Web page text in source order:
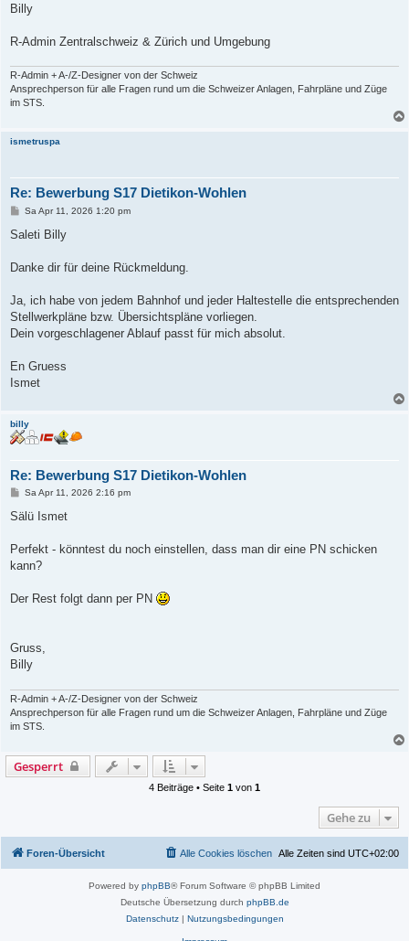
Billy
R-Admin Zentralschweiz & Zürich und Umgebung
R-Admin + A-/Z-Designer von der Schweiz
Ansprechperson für alle Fragen rund um die Schweizer Anlagen, Fahrpläne und Züge
im STS.
ismetruspa
Re: Bewerbung S17 Dietikon-Wohlen
B
i
a
Sa Apr 11, 2026 1:20 pm
Saleti Billy
Danke dir für deine Rückmeldung.
Ja, ich habe von jedem Bahnhof und jeder Haltestelle die entsprechenden
Stellwerkpläne bzw. Übersichtspläne vorliegen.
Dein vorgeschlagener Ablauf passt für mich absolut.
En Gruess
Ismet
billy
Re: Bewerbung S17 Dietikon-Wohlen
B
i
a
Sa Apr 11, 2026 2:16 pm
Sälü Ismet
Perfekt - könntest du noch einstellen, dass man dir eine PN schicken
kann?
Der Rest folgt dann per PN
Gruss,
Billy
R-Admin + A-/Z-Designer von der Schweiz
Ansprechperson für alle Fragen rund um die Schweizer Anlagen, Fahrpläne und Züge
im STS.
Gesperrt
4 Beiträge • Seite 1 von 1
Gehe zu
Foren-Übersicht Alle Zeiten sind UTC+02:00
Alle Cookies löschen
Powered by phpBB® Forum Software © phpBB Limited
Deutsche Übersetzung durch phpBB.de
Datenschutz| Nutzungsbedingungen